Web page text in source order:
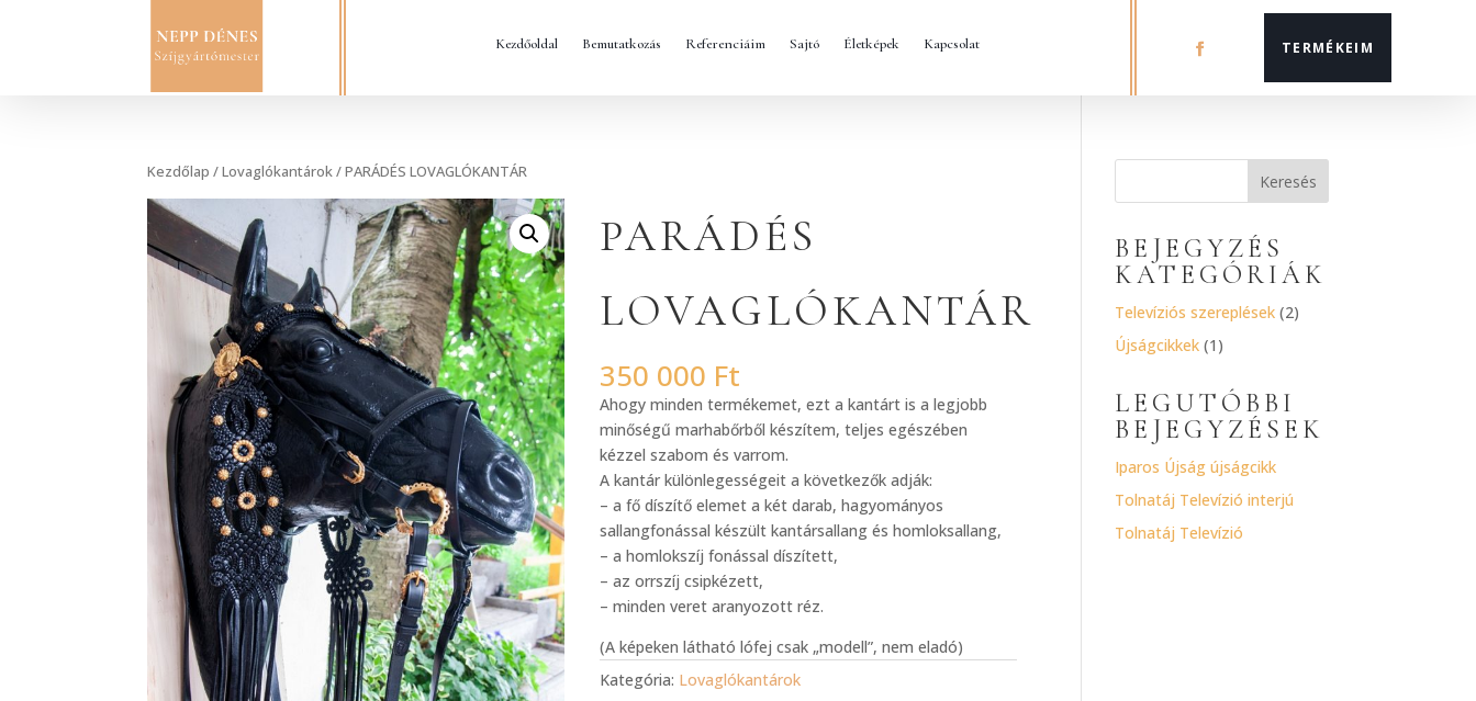
Kezdőoldal Bemutatkozás Referenciáim Sajtó Életképek Kapcsolat TERMÉKEIM
Kezdőlap /Lovaglókantárok/ PARÁDÉS LOVAGLÓKANTÁR
PARÁDÉS
LOVAGLÓKANTÁR
350 000 Ft
Ahogy minden termékemet, ezt a kantárt is a legjobb
minőségű marhabőrből készítem, teljes egészében
kézzel szabom és varrom.
A kantár különlegességeit a következők adják:
– a fő díszítő elemet a két darab, hagyományos
sallangfonással készült kantársallang és homloksallang,
– a homlokszíj fonással díszített,
– az orrszíj csipkézett,
– minden veret aranyozott réz.
(A képeken látható lófej csak „modell”, nem eladó)
Kategória: Lovaglókantárok
BEJEGYZÉS
KATEGÓRIÁK
Televíziós szereplések (2)
Újságcikkek (1)
LEGUTÓBBI
BEJEGYZÉSEK
Iparos Újság újságcikk
Tolnatáj Televízió interjú
Tolnatáj Televízió